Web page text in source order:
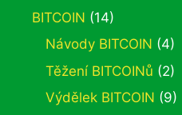
BITCOIN (14)
Návody BITCOIN (4)
Těžení BITCOINů (2)
Výdělek BITCOIN (9)